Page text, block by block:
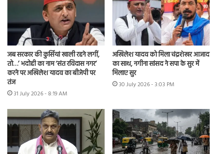
जब सरकार की कुर्सियां खाली रहने लगीं,
तो…’ भदोही का नाम ‘संत रविदास नगर’
करने पर अखिलेश यादव का बीजेपी पर
तंज
31 July 2026 - 8:19 AM
अखिलेश यादव को मिला चंद्रशेखर आजाद
का साथ, नगीना सांसद ने सपा के सुर में
मिलाए सुर
30 July 2026 - 3:03 PM